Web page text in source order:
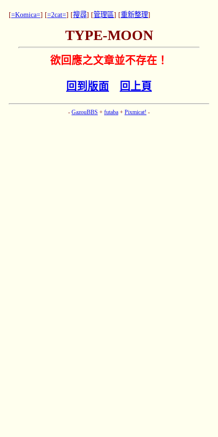
[=Komica=] [=2cat=] [搜尋] [管理區] [重新整理]
TYPE-MOON
欲回應之文章並不存在！
回到版面 回上頁
- GazouBBS + futaba + Pixmicat! -